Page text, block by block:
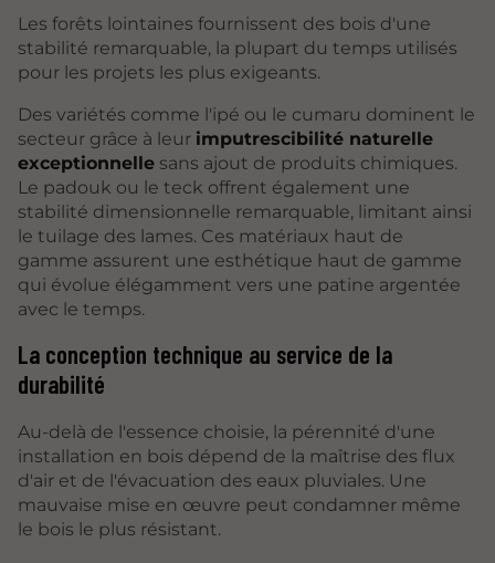
Les forêts lointaines fournissent des bois d'une
stabilité remarquable, la plupart du temps utilisés
pour les projets les plus exigeants.
Des variétés comme l'ipé ou le cumaru dominent le
secteur grâce à leur imputrescibilité naturelle
exceptionnelle sans ajout de produits chimiques.
Le padouk ou le teck offrent également une
stabilité dimensionnelle remarquable, limitant ainsi
le tuilage des lames. Ces matériaux haut de
gamme assurent une esthétique haut de gamme
qui évolue élégamment vers une patine argentée
avec le temps.
La conception technique au service de la
durabilité
Au-delà de l'essence choisie, la pérennité d'une
installation en bois dépend de la maîtrise des flux
d'air et de l'évacuation des eaux pluviales. Une
mauvaise mise en œuvre peut condamner même
le bois le plus résistant.